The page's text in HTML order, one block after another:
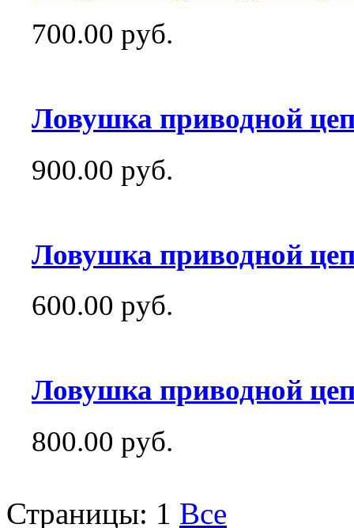
700.00 руб.
Ловушка приводной
900.00 руб.
Ловушка приводной
600.00 руб.
Ловушка приводной
800.00 руб.
Страницы: 1 Все